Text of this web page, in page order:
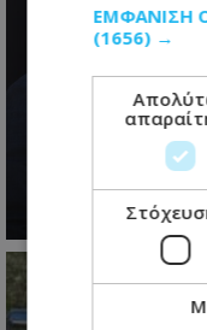
κρίνουν τις
διαφωνίες
συνάντηση
07.08.2026 - 17:41
ΕΜΦΆΝΙΣΗ
(1656) →